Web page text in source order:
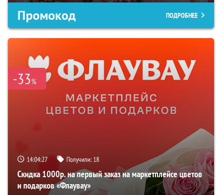
Промокод ПОДРОБНЕЕ
-33%
14:04:27 Получили: 18
Скидка 1000р. на первый заказ на маркетплейсе цветов
и подарков «Флаувау»